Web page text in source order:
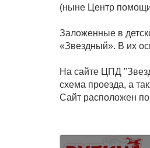
(ныне Центр помощи
Заложенные в
«Звездный». В их
На сайте ЦПД
схема проезда, а
Сайт расположен по